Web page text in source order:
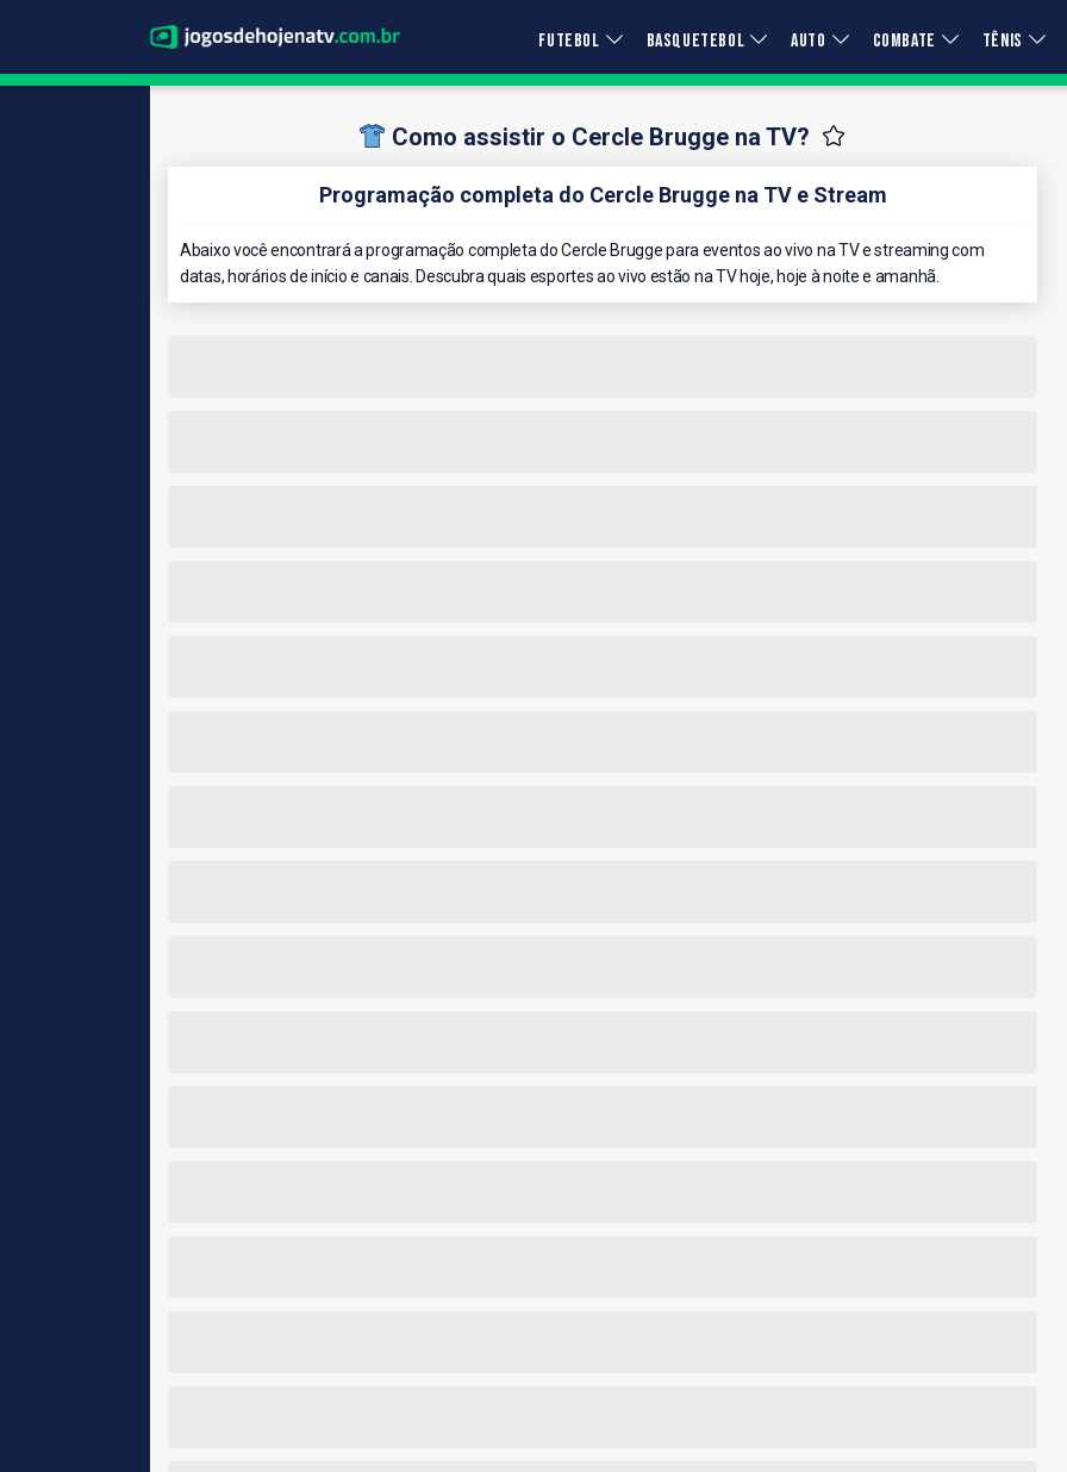
FUTEBOL BASQUETEBOL AUTO COMBATE TÊNIS
Como assistir o Cercle Brugge na TV?
Programação completa do Cercle Brugge na TV e Stream
Abaixo você encontrará a programação completa do Cercle Brugge para eventos ao vivo na TV e streaming com
datas, horários de início e canais. Descubra quais esportes ao vivo estão na TV hoje, hoje à noite e amanhã.